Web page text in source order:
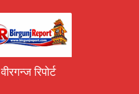
वीरगन्ज रिपोर्ट